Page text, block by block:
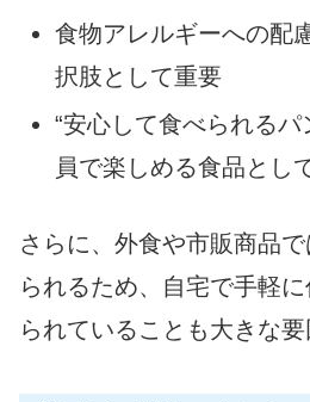
食物アレルギーへの配
択肢として重要
“安心して食べられるパ
員で楽しめる食品とし
さらに、外食や市販商品
られるため、自宅で手軽
られていることも大きな要